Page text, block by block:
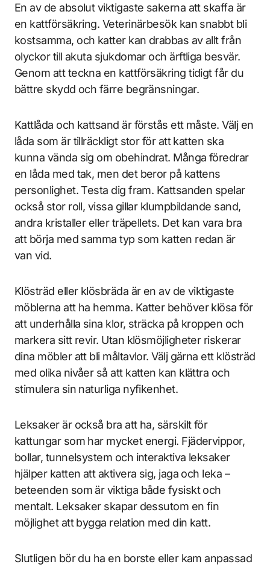
En av de absolut viktigaste sakerna att skaffa är
en kattförsäkring. Veterinärbesök kan snabbt bli
kostsamma, och katter kan drabbas av allt från
olyckor till akuta sjukdomar och ärftliga besvär.
Genom att teckna en kattförsäkring tidigt får du
bättre skydd och färre begränsningar.
Kattlåda och kattsand är förstås ett måste. Välj en
låda som är tillräckligt stor för att katten ska
kunna vända sig om obehindrat. Många föredrar
en låda med tak, men det beror på kattens
personlighet. Testa dig fram. Kattsanden spelar
också stor roll, vissa gillar klumpbildande sand,
andra kristaller eller träpellets. Det kan vara bra
att börja med samma typ som katten redan är
van vid.
Klösträd eller klösbräda är en av de viktigaste
möblerna att ha hemma. Katter behöver klösa för
att underhålla sina klor, sträcka på kroppen och
markera sitt revir. Utan klösmöjligheter riskerar
dina möbler att bli måltavlor. Välj gärna ett klösträd
med olika nivåer så att katten kan klättra och
stimulera sin naturliga nyfikenhet.
Leksaker är också bra att ha, särskilt för
kattungar som har mycket energi. Fjädervippor,
bollar, tunnelsystem och interaktiva leksaker
hjälper katten att aktivera sig, jaga och leka –
beteenden som är viktiga både fysiskt och
mentalt. Leksaker skapar dessutom en fin
möjlighet att bygga relation med din katt.
Slutligen bör du ha en borste eller kam anpassad